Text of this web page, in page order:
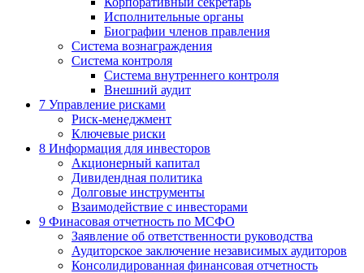
Исполнительные органы
Биографии членов правления
Система вознаграждения
Система контроля
Система внутреннего контроля
Внешний аудит
7 Управление рисками
Риск-менеджмент
Ключевые риски
8 Информация для инвесторов
Акционерный капитал
Дивидендная политика
Долговые инструменты
Взаимодействие с инвеcторами
9 Финасовая отчетность по МСФО
Заявление об ответственности руководства
Аудиторское заключение независимых аудиторов
Консолидированная финансовая отчетность